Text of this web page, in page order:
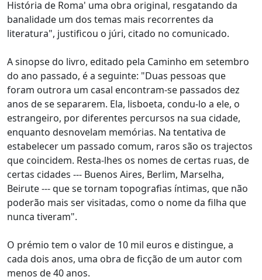
História de Roma' uma obra original, resgatando da
banalidade um dos temas mais recorrentes da
literatura", justificou o júri, citado no comunicado.
A sinopse do livro, editado pela Caminho em setembro
do ano passado, é a seguinte: "Duas pessoas que
foram outrora um casal encontram-se passados dez
anos de se separarem. Ela, lisboeta, condu-lo a ele, o
estrangeiro, por diferentes percursos na sua cidade,
enquanto desnovelam memórias. Na tentativa de
estabelecer um passado comum, raros são os trajectos
que coincidem. Resta-lhes os nomes de certas ruas, de
certas cidades --- Buenos Aires, Berlim, Marselha,
Beirute --- que se tornam topografias íntimas, que não
poderão mais ser visitadas, como o nome da filha que
nunca tiveram".
O prémio tem o valor de 10 mil euros e distingue, a
cada dois anos, uma obra de ficção de um autor com
menos de 40 anos.